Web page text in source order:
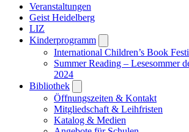
Veranstaltungen
Geist Heidelberg
LIZ
Kinderprogramm
submenu
International Children’s Book
Summer Reading – Lesesommer
2024
Bibliothek
submenu
Öffnungszeiten & Kontakt
Mitgliedschaft & Leihfristen
Katalog & Medien